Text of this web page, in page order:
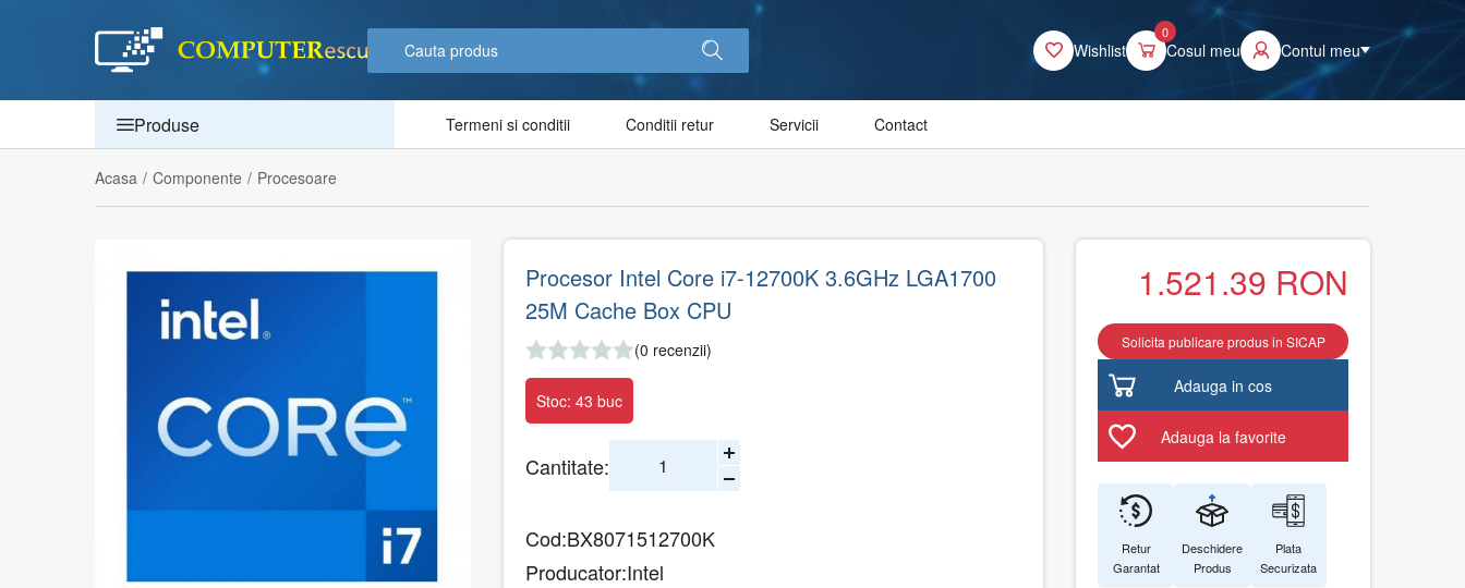
Wishlist
0
Cosul meu Contul meu
Produse Termeni si conditii Conditii retur Servicii Contact
Acasa / Componente / Procesoare
Procesor Intel Core i7-12700K 3.6GHz LGA1700
25M Cache Box CPU
(0 recenzii)
Stoc: 43 buc
Cantitate:
Cod:BX8071512700K
Producator:Intel
1.521.39 RON
Solicita publicare produs in SICAP
Adauga in cos
Adauga la favorite
Retur
Garantat
Deschidere
Produs
Plata
Securizata